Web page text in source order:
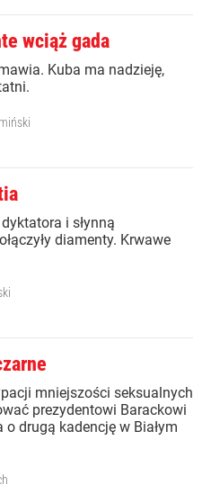
wciąż gada
Kuba ma nadzieję,
i słynną
diamenty. Krwawe
mniejszości seksualnych
prezydentowi Barackowi
o drugą kadencję w Białym